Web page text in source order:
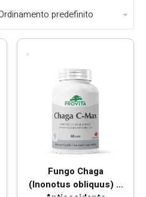
Fungo Chaga
(Inonotus obliquus) –